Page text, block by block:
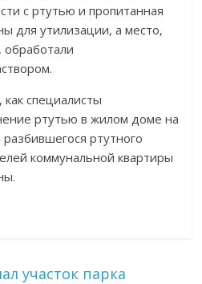
с ртутью и пропитанная
для утилизации, а место,
как специалисты
ртутью в жилом доме на
ртутного
коммунальной квартиры
участок парка